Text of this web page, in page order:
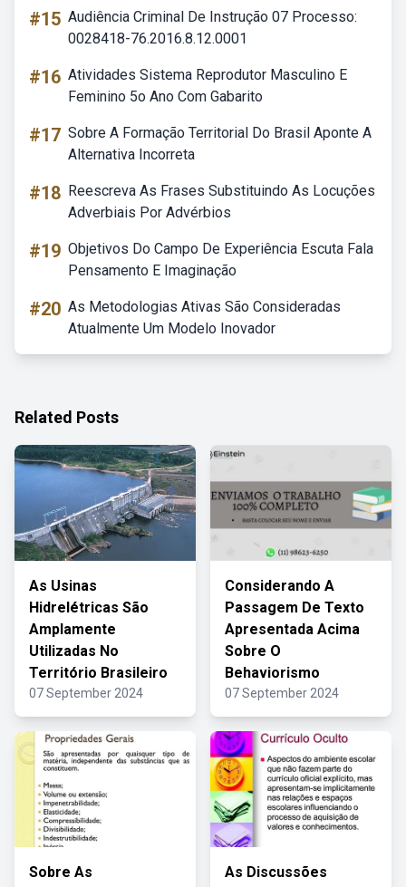
#15 Audiência Criminal De Instrução 07 Processo:
0028418-76.2016.8.12.0001
#16 Atividades Sistema Reprodutor Masculino E
Feminino 5o Ano Com Gabarito
#17 Sobre A Formação Territorial Do Brasil Aponte A
Alternativa Incorreta
#18 Reescreva As Frases Substituindo As Locuções
Adverbiais Por Advérbios
#19 Objetivos Do Campo De Experiência Escuta Fala
Pensamento E Imaginação
#20 As Metodologias Ativas São Consideradas
Atualmente Um Modelo Inovador
Related Posts
As Usinas
Hidrelétricas São
Amplamente
Utilizadas No
Território Brasileiro
07 September 2024
Considerando A
Passagem De Texto
Apresentada Acima
Sobre O
Behaviorismo
07 September 2024
Sobre As
As Discussões